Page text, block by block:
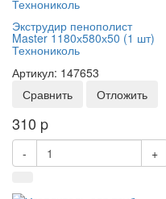
Экструдир пенополист
Master 1180х580х50 (1 шт)
Технониколь
Артикул: 147653
Сравнить
Отложить
310 p
- +